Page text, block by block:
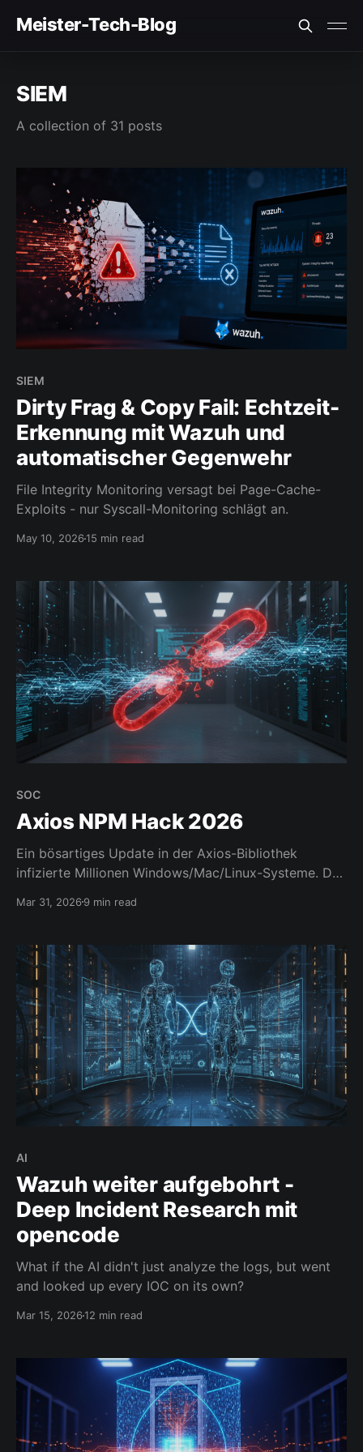
Meister-Tech-Blog
Fehler beim Laden (Ist der API Key korrekt?)
SIEM
A collection of 31 posts
SIEM
Dirty Frag & Copy Fail: Echtzeit-
Erkennung mit Wazuh und
automatischer Gegenwehr
File Integrity Monitoring versagt bei Page-Cache-
Exploits - nur Syscall-Monitoring schlägt an.
May 10, 202615 min read
SOC
Axios NPM Hack 2026
Ein bösartiges Update in der Axios-Bibliothek
infizierte Millionen Windows/Mac/Linux-Systeme. Das
Mar 31, 20269 min read
AI
Wazuh weiter aufgebohrt -
Deep Incident Research mit
opencode
What if the AI didn't just analyze the logs, but went
and looked up every IOC on its own?
Mar 15, 202612 min read